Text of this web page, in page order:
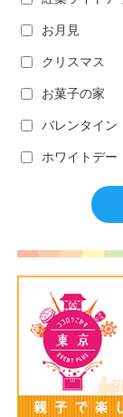
お月見
クリスマス
お菓子の家
バレンタイン
ホワイトデー